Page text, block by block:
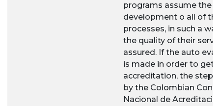
programs assume the
development o all of
processes, in such a
the quality of their
assured. If the auto
is made in order to get
accreditation, the steps
by the Colombian
Nacional de